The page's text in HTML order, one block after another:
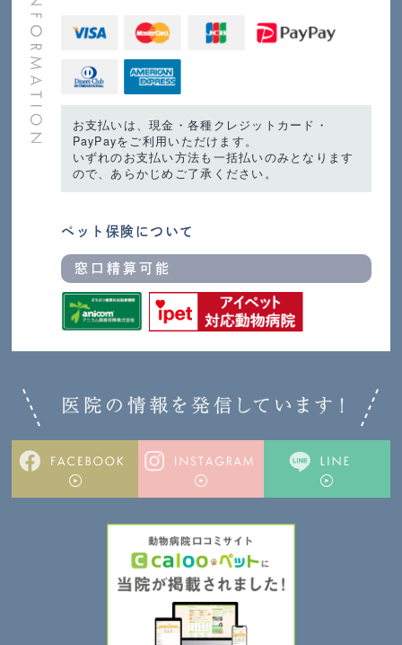
お支払いは、現金・各種クレジットカード・
PayPayをご利用いただけます。
いずれのお支払い方法も一括払いのみとなります
ので、あらかじめご了承ください。
ペット保険について
窓口精算可能